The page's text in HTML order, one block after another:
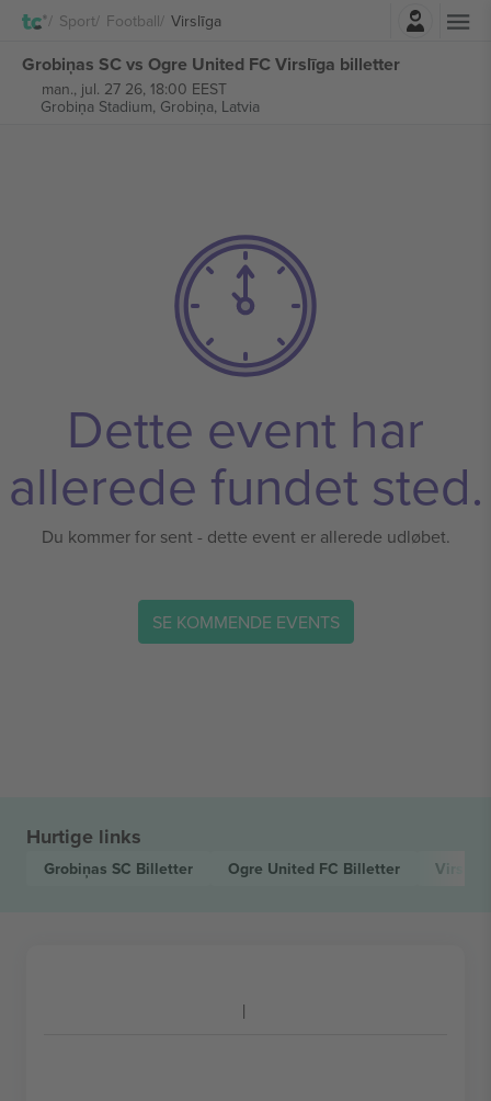
Sport Football Virslīga
Grobiņas SC vs Ogre United FC Virslīga billetter
man., jul. 27 26, 18:00 EEST
Grobiņa Stadium, Grobiņa, Latvia
Dette event har
allerede fundet sted.
Du kommer for sent - dette event er allerede udløbet.
SE KOMMENDE EVENTS
Hurtige links
Grobiņas SC Billetter Ogre United FC Billetter